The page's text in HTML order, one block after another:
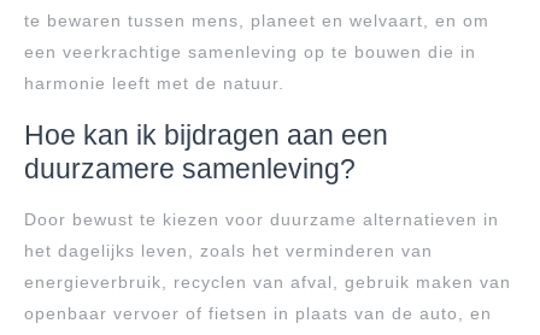
te bewaren tussen mens, planeet en welvaart, en om
een veerkrachtige samenleving op te bouwen die in
harmonie leeft met de natuur.
Hoe kan ik bijdragen aan een
duurzamere samenleving?
Door bewust te kiezen voor duurzame alternatieven in
het dagelijks leven, zoals het verminderen van
energieverbruik, recyclen van afval, gebruik maken van
openbaar vervoer of fietsen in plaats van de auto, en